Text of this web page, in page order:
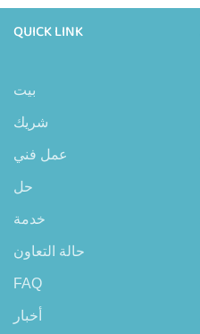
QUICK LINK
بيت
شريك
عمل فني
حل
خدمة
حالة التعاون
FAQ
أخبار